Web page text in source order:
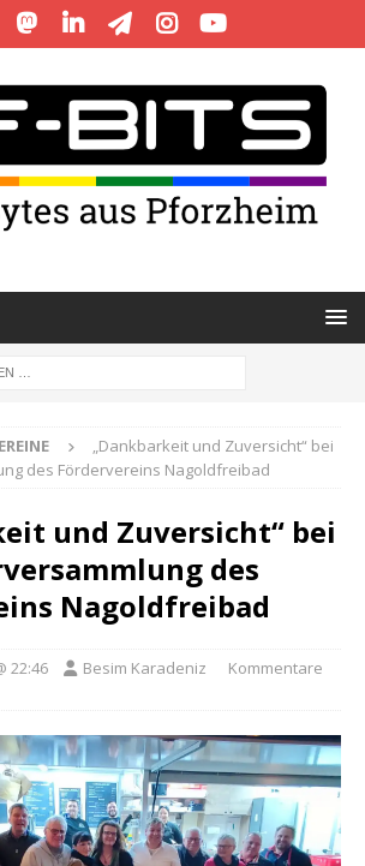
„Dankbarkeit und Zuversicht“ bei
des Fördervereins Nagoldfreibad
und Zuversicht“ bei
des
Nagoldfreibad
22:46 Besim Karadeniz
Kommentare